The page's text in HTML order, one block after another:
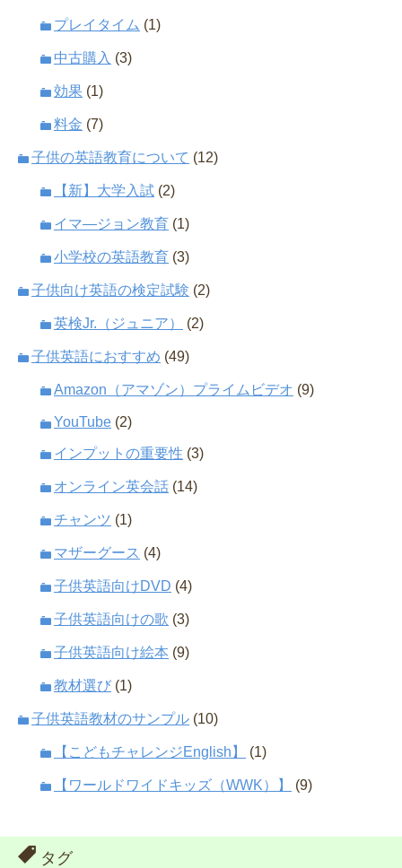
プレイタイム (1)
中古購入 (3)
効果 (1)
料金 (7)
子供の英語教育について (12)
【新】大学入試 (2)
イマ―ジョン教育 (1)
小学校の英語教育 (3)
子供向け英語の検定試験 (2)
英検Jr.（ジュニア） (2)
子供英語におすすめ (49)
Amazon（アマゾン）プライムビデオ (9)
YouTube (2)
インプットの重要性 (3)
オンライン英会話 (14)
チャンツ (1)
マザーグース (4)
子供英語向けDVD (4)
子供英語向けの歌 (3)
子供英語向け絵本 (9)
教材選び (1)
子供英語教材のサンプル (10)
【こどもチャレンジEnglish】 (1)
【ワールドワイドキッズ（WWK）】 (9)
タグ